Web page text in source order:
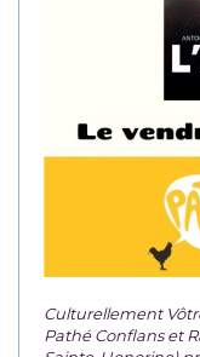
Culturellement
Pathé Conflans et